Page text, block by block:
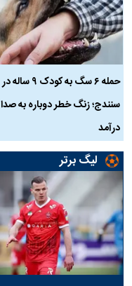
حمله ۶ سگ به کودک ۹ ساله در
سنندج؛ زنگ خطر دوباره به صدا
درآمد
لیگ برتر